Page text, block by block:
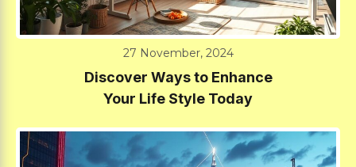
27 November, 2024
Discover Ways to Enhance
Your Life Style Today